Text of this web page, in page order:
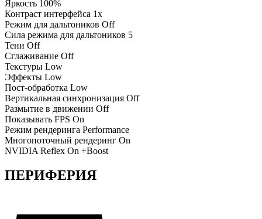
Яркость 100%
Контраст интерфейса 1x
Режим для дальтоников Off
Сила режима для дальтоников 5
Тени Off
Сглаживание Off
Текстуры Low
Эффекты Low
Пост-обработка Low
Вертикальная синхронизация Off
Размытие в движении Off
Показывать FPS On
Режим рендеринга Performance
Многопоточный рендеринг On
NVIDIA Reflex On +Boost
ПЕРИФЕРИЯ